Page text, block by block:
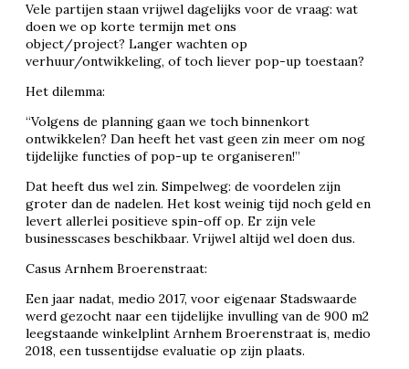
Vele partijen staan vrijwel dagelijks voor de vraag: wat
doen we op korte termijn met ons
object/project? Langer wachten op
verhuur/ontwikkeling, of toch liever pop-up toestaan?
Het dilemma:
“Volgens de planning gaan we toch binnenkort
ontwikkelen? Dan heeft het vast geen zin meer om nog
tijdelijke functies of pop-up te organiseren!”
Dat heeft dus wel zin. Simpelweg: de voordelen zijn
groter dan de nadelen. Het kost weinig tijd noch geld en
levert allerlei positieve spin-off op. Er zijn vele
businesscases beschikbaar. Vrijwel altijd wel doen dus.
Casus Arnhem Broerenstraat:
Een jaar nadat, medio 2017, voor eigenaar Stadswaarde
werd gezocht naar een tijdelijke invulling van de 900 m2
leegstaande winkelplint Arnhem Broerenstraat is, medio
2018, een tussentijdse evaluatie op zijn plaats.